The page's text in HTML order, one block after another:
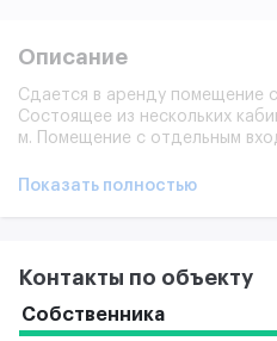
Описание
Сдается в аренду помещение
Состоящее из нескольких
м. Помещение с отдельным
Отедельный вход по лестнице.
нормам.
На территории имеется
согласованию
Показать полностью
Контакты по объекту
Собственника